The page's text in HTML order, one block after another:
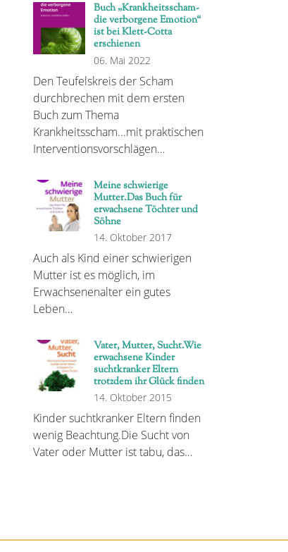
Buch „Krankheitsscham-
die verborgene Emotion“
ist bei Klett-Cotta
erschienen
06. Mai 2022
Den Teufelskreis der Scham
durchbrechen mit dem ersten
Buch zum Thema
Krankheitsscham...mit praktischen
Interventionsvorschlägen…
Meine schwierige
Mutter.Das Buch für
erwachsene Töchter und
Söhne
14. Oktober 2017
Auch als Kind einer schwierigen
Mutter ist es möglich, im
Erwachsenenalter ein gutes
Leben…
Vater, Mutter, Sucht.Wie
erwachsene Kinder
suchtkranker Eltern
trotzdem ihr Glück finden
14. Oktober 2015
Kinder suchtkranker Eltern finden
wenig Beachtung.Die Sucht von
Vater oder Mutter ist tabu, das…